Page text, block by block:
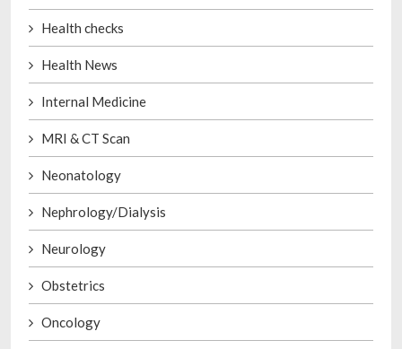
Health checks
Health News
Internal Medicine
MRI & CT Scan
Neonatology
Nephrology/Dialysis
Neurology
Obstetrics
Oncology